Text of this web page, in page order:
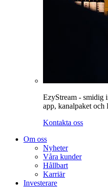
EzyStream - smidig
app, kanalpaket och
Kontakta oss
Om oss
Nyheter
Våra kunder
Hållbart
Karriär
Investerare